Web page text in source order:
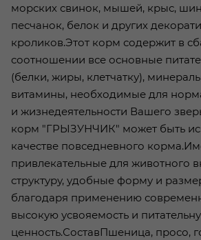
морских свинок, мышей, крыс,
песчанок, белок и других
кроликов.Этот корм содержит в
соотношении все основные
(белки, жиры, клетчатку),
витамины, необходимые для
и жизнедеятельности Вашего
корм "ГРЫЗУНЧИК" может быть
качестве повседневного
привлекательные для животного
структуру, удобные форму и
благодаря применению
высокую усвояемость и
ценность.СоставПшеница, просо,